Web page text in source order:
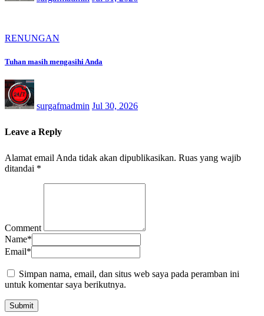
RENUNGAN
Tuhan masih mengasihi Anda
surgafmadmin Jul 30, 2026
Leave a Reply
Alamat email Anda tidak akan dipublikasikan. Ruas yang wajib
ditandai *
Comment
Name*
Email*
Simpan nama, email, dan situs web saya pada peramban ini
untuk komentar saya berikutnya.